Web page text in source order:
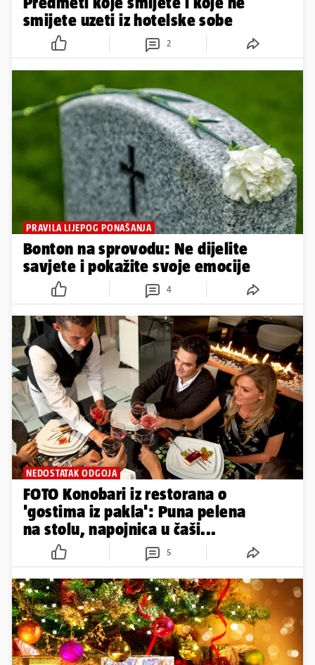
smijete uzeti iz hotelske sobe
2
PRAVILA LIJEPOG PONAŠANJA
Bonton na sprovodu: Ne dijelite
savjete i pokažite svoje emocije
4
NEDOSTATAK ODGOJA
FOTO Konobari iz restorana o
'gostima iz pakla': Puna pelena
na stolu, napojnica u čaši...
5